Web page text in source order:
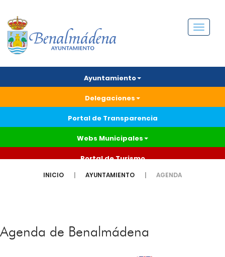
Menú
Ayuntamiento
Delegaciones
Portal de Transparencia
Webs Municipales
Portal de Turismo
INICIO AYUNTAMIENTO AGENDA
Agenda de Benalmádena